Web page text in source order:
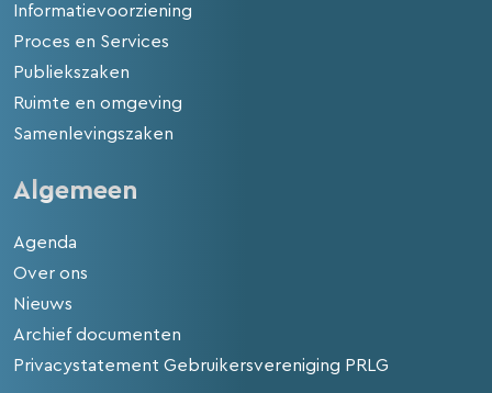
Informatievoorziening
Proces en Services
Publiekszaken
Ruimte en omgeving
Samenlevingszaken
Algemeen
Agenda
Over ons
Nieuws
Archief documenten
Privacystatement Gebruikersvereniging PRLG